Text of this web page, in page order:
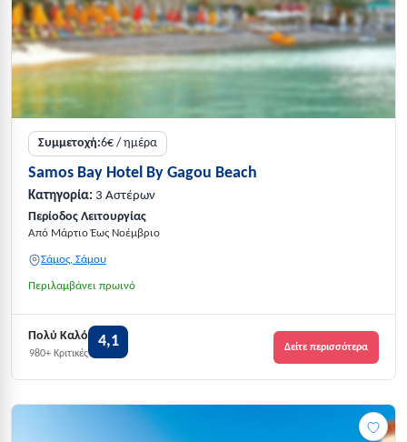
Συμμετοχή:6€ / ημέρα
Samos Bay Hotel By Gagou Beach
Κατηγορία: 3 Αστέρων
Περίοδος Λειτουργίας
Από Μάρτιο Έως Νοέμβριο
Σάμος, Σάμου
Περιλαμβάνει πρωινό
Πολύ Καλό
980+ Κριτικές
4,1 Δείτε περισσότερα